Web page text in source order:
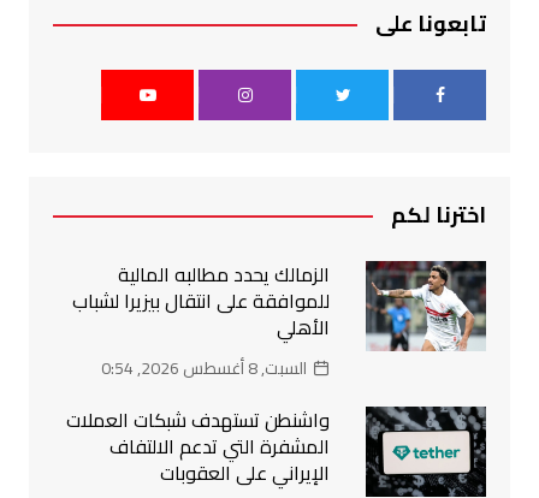
تابعونا على
اخترنا لكم
الزمالك يحدد مطالبه المالية
للموافقة على انتقال بيزيرا لشباب
الأهلي
السبت, 8 أغسطس 2026, 0:54
واشنطن تستهدف شبكات العملات
المشفرة التي تدعم الالتفاف
الإيراني على العقوبات